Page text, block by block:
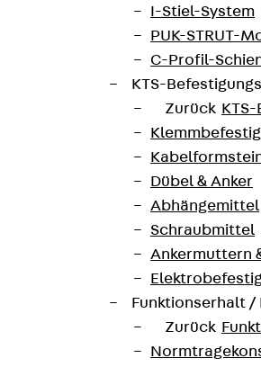
I-Stiel-System
PUK-STRUT-
C-Profil-
KTS-
Zurück
Dübel & Anker
Abhängemittel
Schraubmittel
Ankermuttern
Funktionserhalt
Zurück